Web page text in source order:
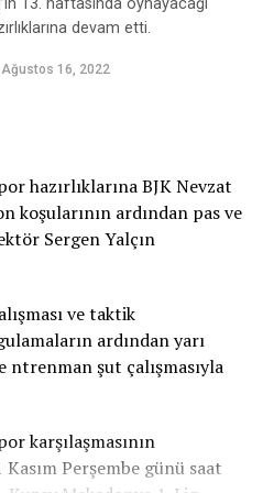
Özgür Işıtan Gün.
Selim Sefada, Abdulvahap
Kalafatoğlu, Ahmet Ozan
Albayrak, Murat
Serkan Sevim, Ömer
Özkan, Murat Özkaya,
Karadeniz, Abdullah
Hamit Karasu.
artacak
Emre Sakçı ile
söyledi.
Dünya Şampiyonası’nda
ifade etti.
Kazan kentindeydik. Avrupa
geride bıraktık. Bizim
gerçekleştirilecek Dünya
önemli tecrübe
elde edip, Avrupa ikincisi
sporcumuzdan daha güzel
13. haftasında oynayacağı
devam etti.
Ağustos 16, 2022
hazırlıklarına BJK Nevzat
koşularının ardından pas ve
Sergen Yalçın
ve taktik
ardından yarı
ntrenman şut çalışmasıyla
karşılaşmasının
Kasım Perşembe günü saat